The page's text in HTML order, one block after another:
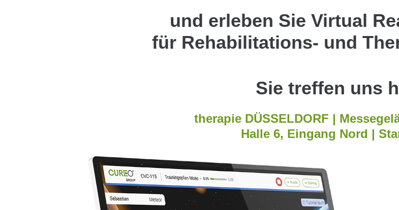
und erleben Sie Virtual
für Rehabilitations- und
Sie treffen uns
therapie DÜSSELDORF |
Halle 6, Eingang Nord |